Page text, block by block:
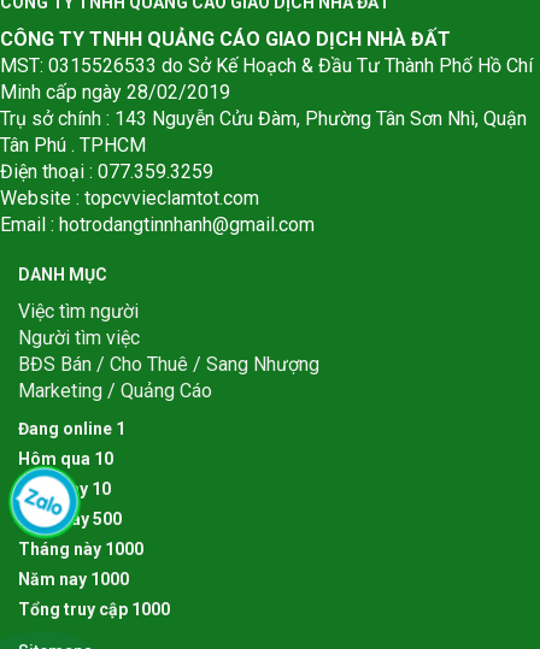
CÔNG TY TNHH QUẢNG CÁO GIAO DỊCH NHÀ ĐẤT
MST: 0315526533 do Sở Kế Hoạch & Đầu Tư Thành Phố Hồ Chí
Minh cấp ngày 28/02/2019
Trụ sở chính : 143 Nguyễn Cửu Đàm, Phường Tân Sơn Nhì, Quận
Tân Phú . TPHCM
Điện thoại : 077.359.3259
Website : topcvvieclamtot.com
Email : hotrodangtinnhanh@gmail.com
DANH MỤC
Việc tìm người
Người tìm việc
BĐS Bán / Cho Thuê / Sang Nhượng
Marketing / Quảng Cáo
Đang online 1
Hôm qua 10
Hôm nay 10
Tuần này500
Tháng này 1000
Năm nay 1000
Tổng truy cập 1000